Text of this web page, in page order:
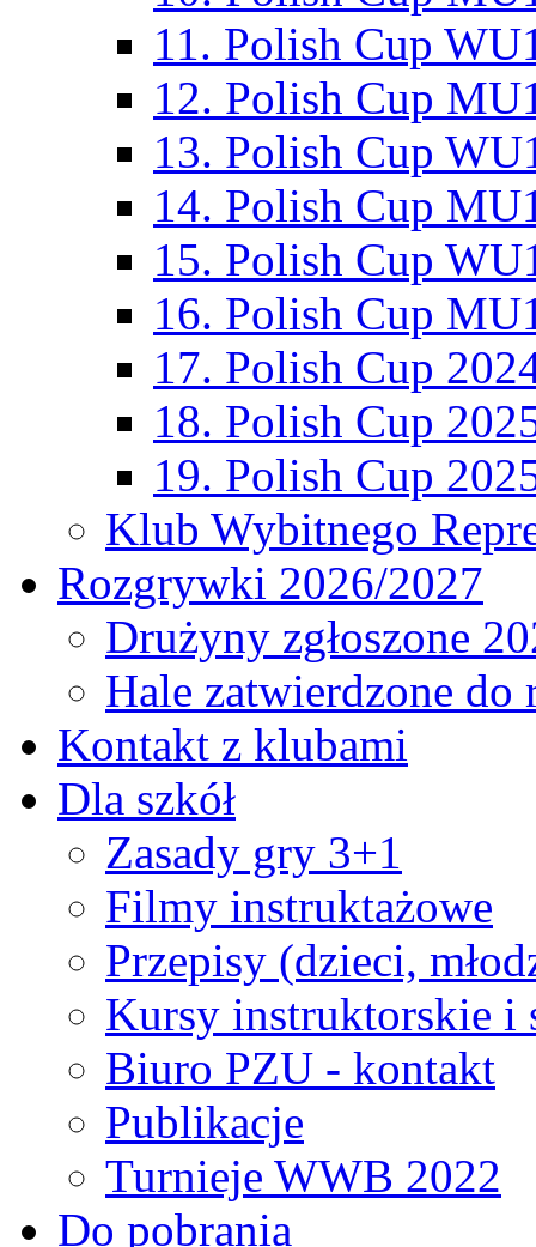
11. Polish Cup
12. Polish Cup
13. Polish Cup
14. Polish Cup
15. Polish Cup
16. Polish Cup
17. Polish Cup
18. Polish Cup
19. Polish Cup
Klub Wybitnego
Rozgrywki 2026/2027
Drużyny zgłoszone
Hale zatwierdzone
Kontakt z klubami
Dla szkół
Zasady gry 3+1
Filmy instruktażowe
Przepisy (dzieci,
Kursy instruktorskie i
Biuro PZU - kontakt
Publikacje
Turnieje WWB 2022
Do pobrania